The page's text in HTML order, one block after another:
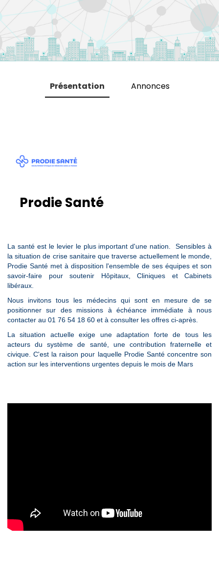
Présentation Annonces
Prodie Santé
La santé est le levier le plus important d'une nation. Sensibles à
la situation de crise sanitaire que traverse actuellement le monde,
Prodie Santé met à disposition l'ensemble de ses équipes et son
savoir-faire pour soutenir Hôpitaux, Cliniques et Cabinets
libéraux.
Nous invitons tous les médecins qui sont en mesure de se
positionner sur des missions à échéance immédiate à nous
contacter au 01 76 54 18 60 et à consulter les offres ci-après.
La situation actuelle exige une adaptation forte de tous les
acteurs du système de santé, une contribution fraternelle et
civique. C'est la raison pour laquelle Prodie Santé concentre son
action sur les interventions urgentes depuis le mois de Mars